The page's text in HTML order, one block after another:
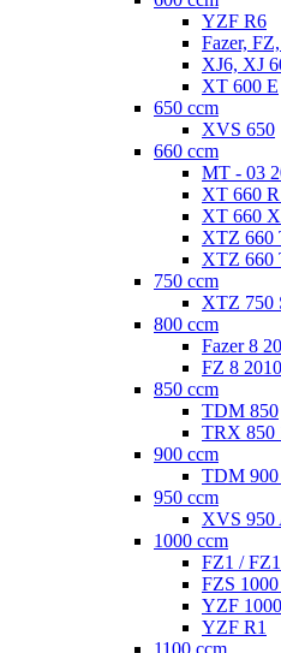
YZF R6
Fazer,
XJ6, XJ
XT 600 E
650 ccm
XVS 650
660 ccm
MT - 03
XT 660
XT 660
XTZ 660
XTZ 660
750 ccm
XTZ 750
800 ccm
Fazer 8
FZ 8
850 ccm
TDM 850
TRX 850
900 ccm
TDM 900
950 ccm
XVS 950
1000 ccm
FZ1 /
FZS
YZF
YZF R1
1100 ccm